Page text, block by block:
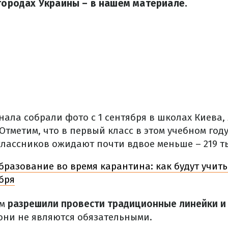
Украины – в нашем материале.
собрали фото с 1 сентября в школах Киева,
что в первый класс в этом учебном
ожидают почти вдвое меньше – 219
во время карантина: как будут
разрешили провести традиционные линейки
не являются обязательными.